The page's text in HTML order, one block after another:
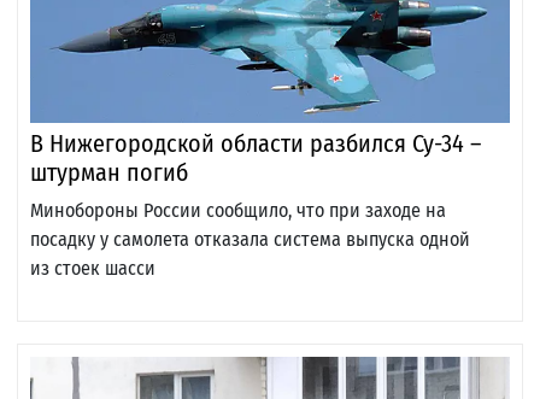
В Нижегородской области разбился Су-34 –
штурман погиб
Минобороны России сообщило, что при заходе на
посадку у самолета отказала система выпуска одной
из стоек шасси